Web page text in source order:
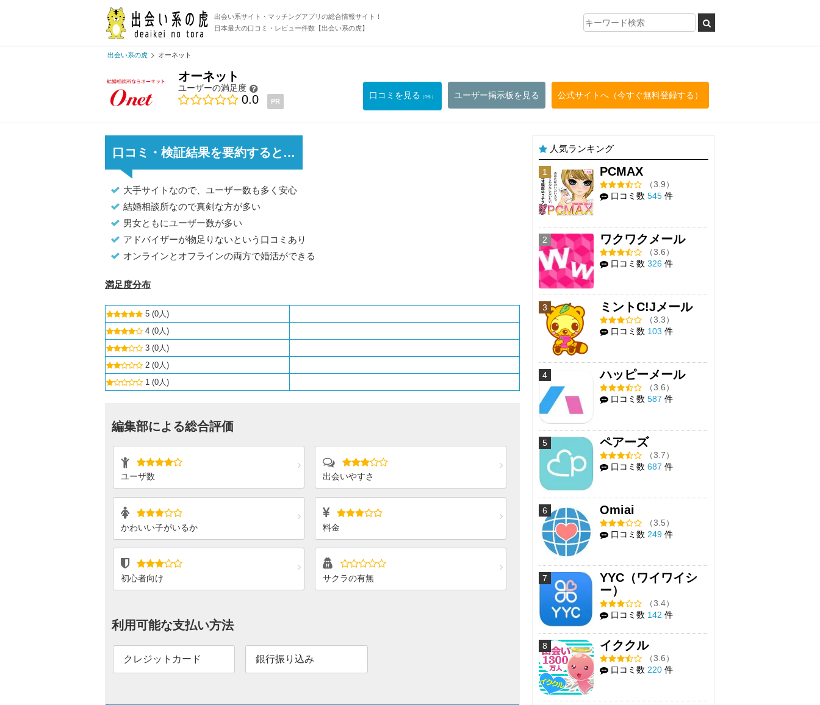
出会い系サイト・マッチングアプリの総合情報サイト！
日本最大の口コミ・レビュー件数【出会い系の虎】
出会い系の虎 オーネット
オーネット
ユーザーの満足度
0.0 PR
口コミを見る （0件） ユーザー掲示板を見る 公式サイトへ（今すぐ無料登録する）
口コミ・検証結果を要約すると…
大手サイトなので、ユーザー数も多く安心
結婚相談所なので真剣な方が多い
男女ともにユーザー数が多い
アドバイザーが物足りないという口コミあり
オンラインとオフラインの両方で婚活ができる
満足度分布
5 (0人)
4 (0人)
3 (0人)
2 (0人)
1 (0人)
編集部による総合評価
ユーザ数 出会いやすさ
かわいい子がいるか 料金
初心者向け サクラの有無
利用可能な支払い方法
クレジットカード 銀行振り込み
人気ランキング
1 PCMAX
（3.9）
口コミ数 545 件
2 ワクワクメール
（3.6）
口コミ数 326 件
3 ミントC!Jメール
（3.3）
口コミ数 103 件
4 ハッピーメール
（3.6）
口コミ数 587 件
5 ペアーズ
（3.7）
口コミ数 687 件
6 Omiai
（3.5）
口コミ数 249 件
7
YYC（ワイワイシ
ー）
（3.4）
口コミ数 142 件
8 イククル
（3.6）
口コミ数 220 件